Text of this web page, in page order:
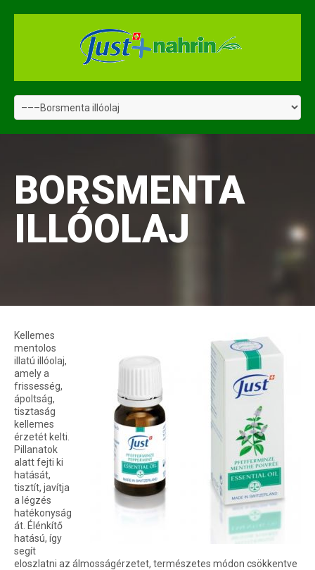
BORSMENTA
ILLÓOLAJ
Kellemes
mentolos
illatú illóolaj,
amely a
frissesség,
ápoltság,
tisztaság
kellemes
érzetét kelti.
Pillanatok
alatt fejti ki
hatását,
tisztít, javítja
a légzés
hatékonyság
át. Élénkítő
hatású, így
segít
eloszlatni az álmosságérzetet, természetes módon csökkentve